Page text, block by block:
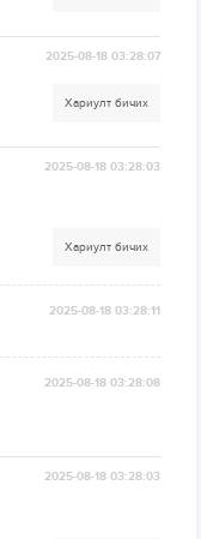
2025-08-18 03:28:07
Хариулт бичих
2025-08-18 03:28:03
Хариулт бичих
2025-08-18 03:28:11
2025-08-18 03:28:08
2025-08-18 03:28:03